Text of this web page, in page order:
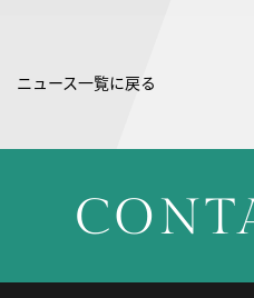
ニュース一覧に戻る